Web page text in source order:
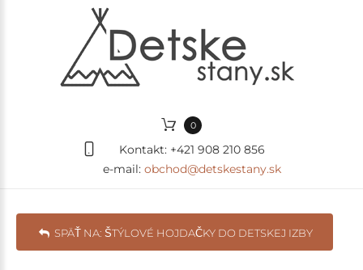
0
Kontakt: +421 908 210 856
e-mail: obchod@detskestany.sk
SPÄŤ NA: ŠTÝLOVÉ HOJDAČKY DO DETSKEJ IZBY